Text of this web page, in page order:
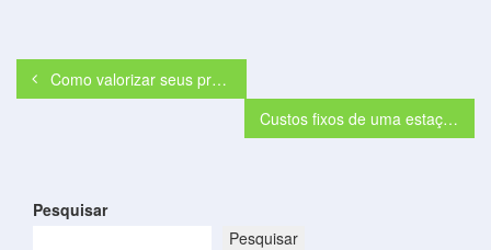
Como valorizar seus produtos e serviços?
Custos fixos de uma estação de chaveiro
Pesquisar
Pesquisar